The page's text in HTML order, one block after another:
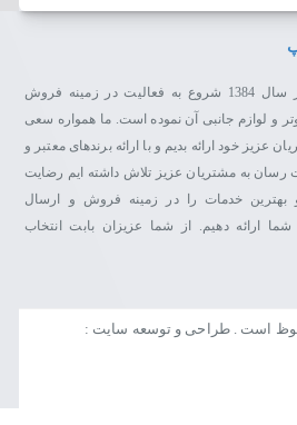
فروشگاه اینترنتی تکتازشاپ از سال 1384 شروع به فعالیت در زمینه فروش
و لوازم جانبی آن نموده است. ما همواره سعی
عزیز خود ارائه بدیم و با ارائه برندهای معتبر و
رسان به مشتریان عزیز تلاش داشته ایم رضایت
بهترین خدمات را در زمینه فروش و ارسال
ارائه دهیم. از شما عزیزان بابت انتخاب
است . طراحی و توسعه سایت :